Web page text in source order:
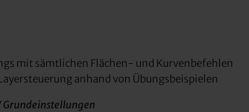
mit sämtlichen Flächen- und Kurvenbefehlen
anhand von Übungsbeispielen